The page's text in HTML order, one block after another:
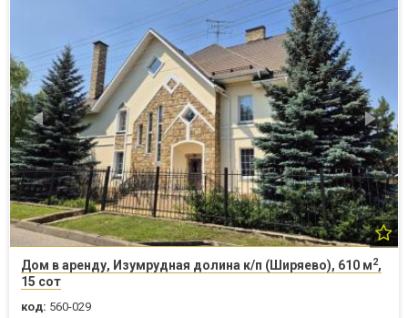
Дом в аренду, Изумрудная долина к/п (Ширяево), 610 м2,
15 сот
код: 560-029